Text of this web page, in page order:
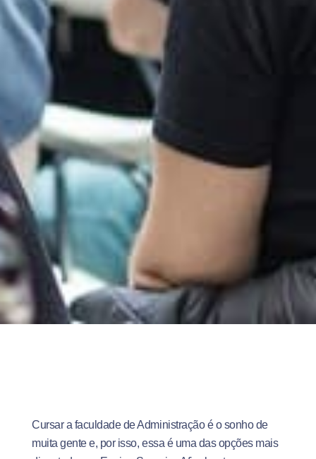
Cursar a faculdade de Administração é o sonho de
muita gente e, por isso, essa é uma das opções mais